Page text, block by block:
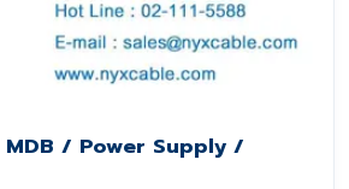
/ Power Supply /